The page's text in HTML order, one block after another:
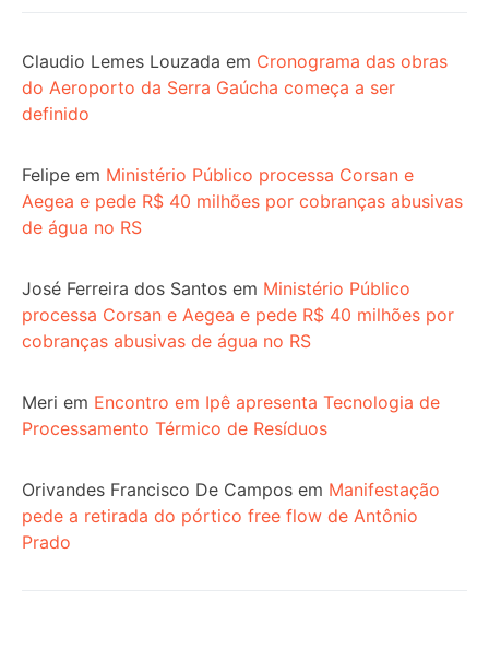
Claudio Lemes Louzada em Cronograma das obras
do Aeroporto da Serra Gaúcha começa a ser
definido
Felipe em Ministério Público processa Corsan e
Aegea e pede R$ 40 milhões por cobranças abusivas
de água no RS
José Ferreira dos Santos em Ministério Público
processa Corsan e Aegea e pede R$ 40 milhões por
cobranças abusivas de água no RS
Meri em Encontro em Ipê apresenta Tecnologia de
Processamento Térmico de Resíduos
Orivandes Francisco De Campos em Manifestação
pede a retirada do pórtico free flow de Antônio
Prado